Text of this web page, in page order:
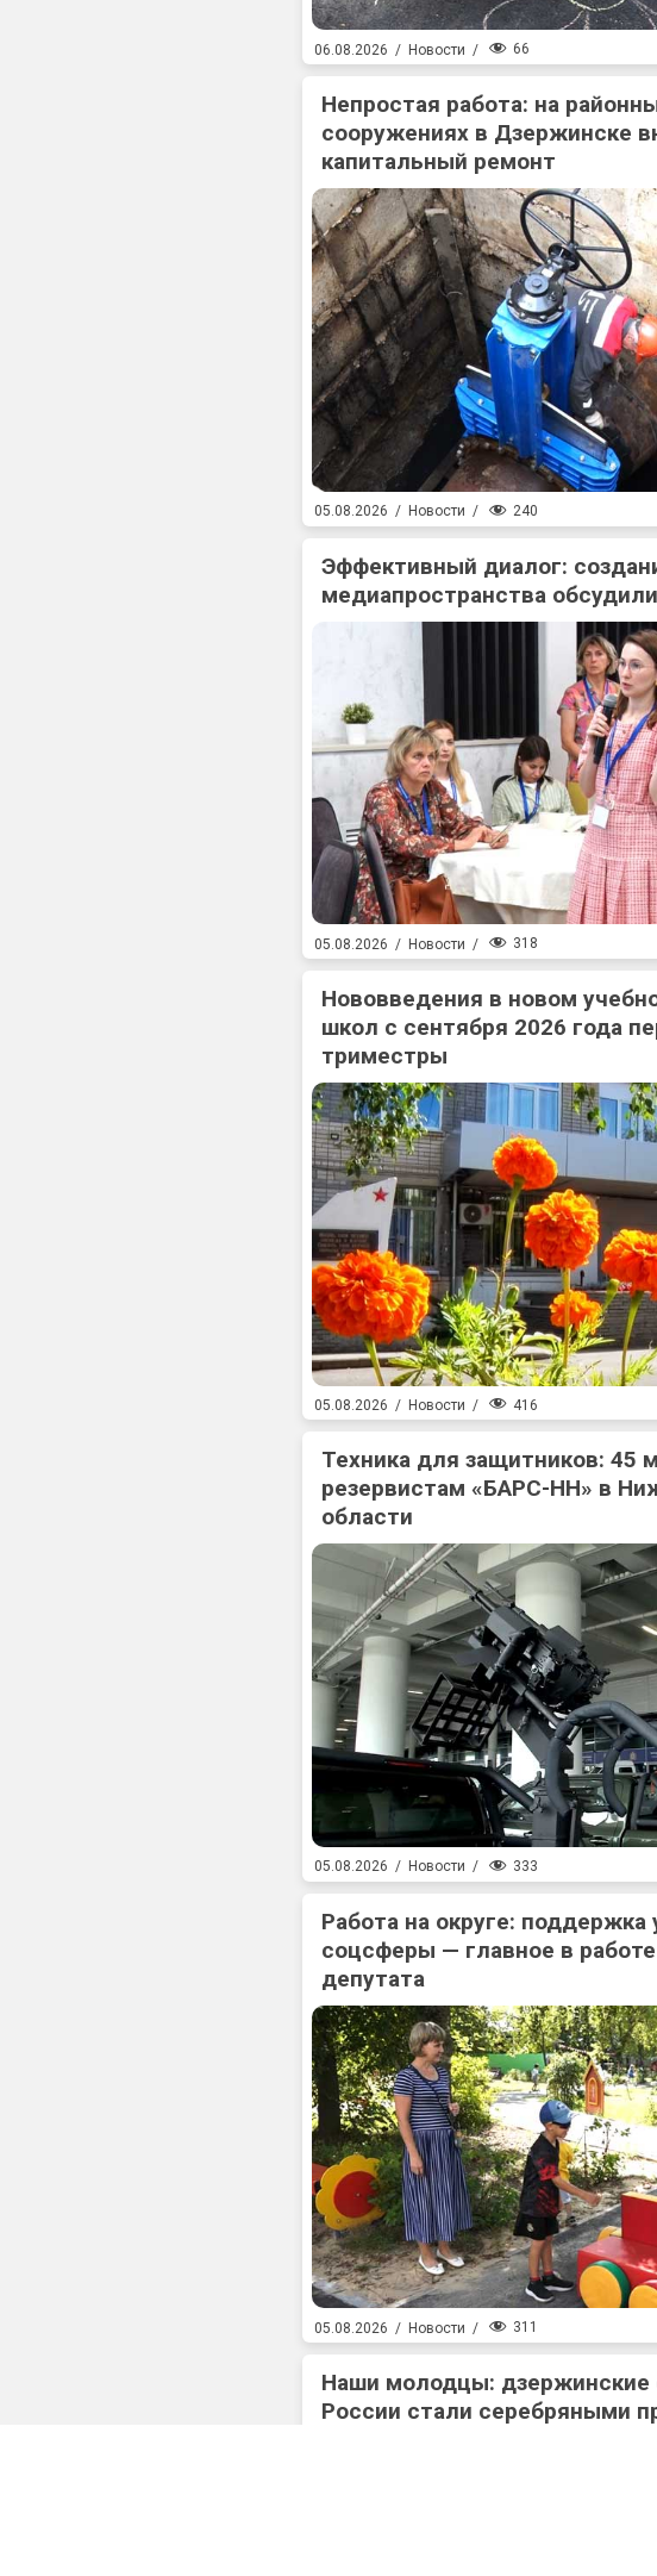
06.08.2026 / Новости / 66
Непростая работа: на
сооружениях в Дзержинске
капитальный ремонт
05.08.2026 / Новости / 240
Эффективный диалог:
медиапространства
05.08.2026 / Новости / 318
Нововведения в новом
школ с сентября 2026 года
триместры
05.08.2026 / Новости / 416
Техника для защитников: 45
резервистам «БАРС-НН» в
области
05.08.2026 / Новости / 333
Работа на округе:
соцсферы — главное в
депутата
05.08.2026 / Новости / 311
Наши молодцы: дзержинские
России стали серебряными